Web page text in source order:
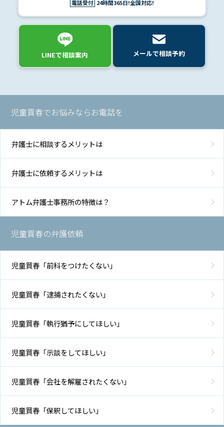
電話受付 24時間365日!全国対応!
LINEで相談案内 メールで相談予約
児童買春でお悩みならお電話を
弁護士に相談するメリットは
弁護士に依頼するメリットは
アトム弁護士事務所の特徴は？
児童買春の弁護依頼
児童買春「前科をつけたくない」
児童買春「逮捕されたくない」
児童買春「執行猶予にしてほしい」
児童買春「示談をしてほしい」
児童買春「会社を解雇されたくない」
児童買春「保釈してほしい」